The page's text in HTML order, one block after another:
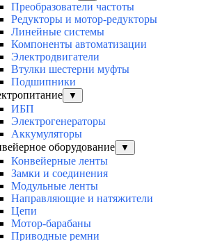
Преобразователи частоты
Редукторы и мотор-редукторы
Линейные системы
Компоненты автоматизации
Электродвигатели
Втулки шестерни муфты
Подшипники
▼
ИБП
Электрогенераторы
Аккумуляторы
оборудование
▼
Конвейерные ленты
Замки и соединения
Модульные ленты
Направляющие и натяжители
Цепи
Мотор-барабаны
Приводные ремни